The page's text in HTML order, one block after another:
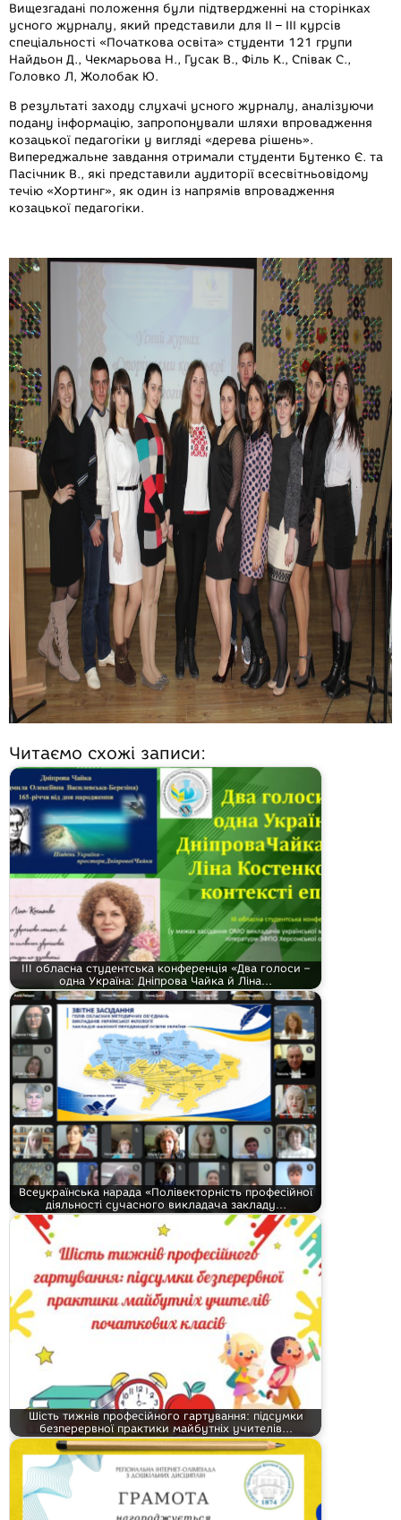
Вищезгадані положення були підтвердженні на сторінках
усного журналу, який представили для ІІ – ІІІ курсів
спеціальності «Початкова освіта» студенти 121 групи
Найдьон Д., Чекмарьова Н., Гусак В., Філь К., Співак С.,
Головко Л, Жолобак Ю.
В результаті заходу слухачі усного журналу, аналізуючи
подану інформацію, запропонували шляхи впровадження
козацької педагогіки у вигляді «дерева рішень».
Випереджальне завдання отримали студенти Бутенко Є. та
Пасічник В., які представили аудиторії всесвітньовідому
течію «Хортинг», як один із напрямів впровадження
козацької педагогіки.
Читаємо схожі записи:
ІІІ обласна студентська конференція «Два голоси –
одна Україна: Дніпрова Чайка й Ліна…
Всеукраїнська нарада «Полівекторність професійної
діяльності сучасного викладача закладу…
Шість тижнів професійного гартування: підсумки
безперервної практики майбутніх учителів…